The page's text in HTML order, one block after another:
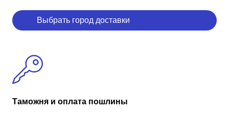
Выбрать город доставки
Таможня и оплата пошлины